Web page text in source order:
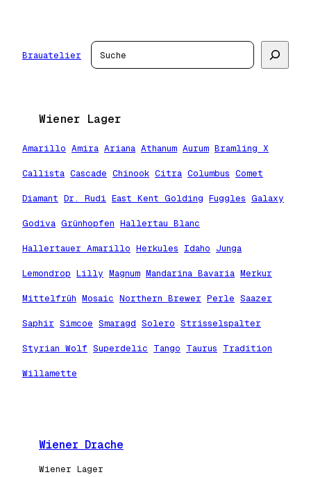
Brauatelier
Suchen
Wiener Lager
Amarillo Amira Ariana Athanum Aurum Bramling X
Callista Cascade Chinook Citra Columbus Comet
Diamant Dr. Rudi East Kent Golding Fuggles Galaxy
Godiva Grünhopfen Hallertau Blanc
Hallertauer Amarillo Herkules Idaho Junga
Lemondrop Lilly Magnum Mandarina Bavaria Merkur
Mittelfrüh Mosaic Northern Brewer Perle Saazer
Saphir Simcoe Smaragd Solero Strisselspalter
Styrian Wolf Superdelic Tango Taurus Tradition
Willamette
Wiener Drache
Wiener Lager